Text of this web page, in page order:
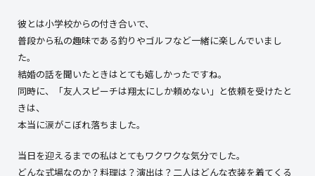
彼とは小学校からの付き合いで、
普段から私の趣味である釣りやゴルフなど一緒に楽しんでいまし
た。
結婚の話を聞いたときはとても嬉しかったですね。
同時に、「友人スピーチは翔太にしか頼めない」と依頼を受けたと
きは、
本当に涙がこぼれ落ちました。
当日を迎えるまでの私はとてもワクワクな気分でした。
どんな式場なのか？料理は？演出は？二人はどんな衣装を着てくる